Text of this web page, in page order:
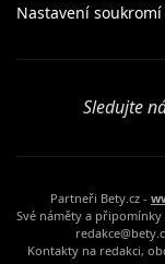
Nastavení soukromí
Sledujte
Partneři Bety.cz -
Své náměty a
Kontakty na redakci,